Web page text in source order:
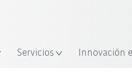
Servicios Innovación